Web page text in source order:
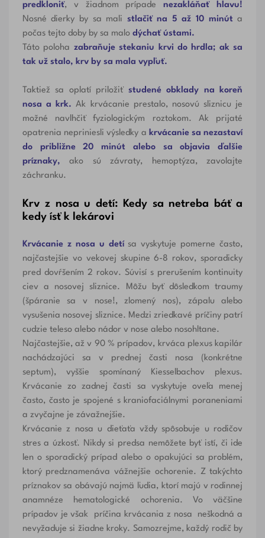
predkloniť, v žiadnom prípadenezakláňať hlavu!
Nosné dierky by sa mali stlačiť na 5 až 10 minút a
počas tejto doby by sa malo dýchať ústami.
Táto poloha zabraňuje stekaniu krvi do hrdla; ak sa
tak už stalo, krv by sa mala vypľuť.
Taktiež sa oplatí priložiť studené obklady na koreň
nosa a krk. Ak krvácanie prestalo, nosovú sliznicu je
možné navlhčiť fyziologickým roztokom. Ak prijaté
opatrenia nepriniesli výsledky a krvácanie sa nezastaví
do približne 20 minút alebo sa objavia ďalšie
príznaky, ako sú závraty, hemoptýza, zavolajte
záchranku.
Krv z nosa u detí: Kedy sa netreba báť a
kedy ísť k lekárovi
Krvácanie z nosa u detísa vyskytuje pomerne často,
najčastejšie vo vekovej skupine 6-8 rokov, sporadicky
pred dovŕšením 2 rokov. Súvisí s prerušením kontinuity
ciev a nosovej sliznice. Môžu byť dôsledkom traumy
(špáranie sa v nose!, zlomený nos), zápalu alebo
vysušenia nosovej sliznice. Medzi zriedkavé príčiny patrí
cudzie teleso alebo nádor v nose alebo nosohltane.
Najčastejšie, až v 90 % prípadov, krváca plexus kapilár
nachádzajúci sa v prednej časti nosa (konkrétne
septum), vyššie spomínaný Kiesselbachov plexus.
Krvácanie zo zadnej časti sa vyskytuje oveľa menej
často, často je spojené s kraniofaciálnymi poraneniami
a zvyčajne je závažnejšie.
Krvácanie z nosa u dieťaťa vždy spôsobuje u rodičov
stres a úzkosť. Nikdy si predsa nemôžete byť istí, či ide
len o sporadický prípad alebo o opakujúci sa problém,
ktorý predznamenáva vážnejšie ochorenie. Z takýchto
príznakov sa obávajú najmä ľudia, ktorí majú v rodinnej
anamnéze hematologické ochorenia. Vo väčšine
prípadov je však príčina krvácania z nosa neškodná a
nevyžaduje si žiadne kroky. Samozrejme, každý rodič by